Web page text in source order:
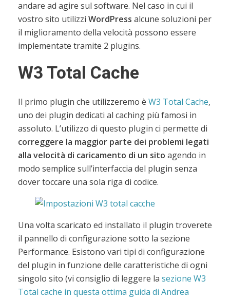
andare ad agire sul software. Nel caso in cui il
vostro sito utilizzi WordPress alcune soluzioni per
il miglioramento della velocità possono essere
implementate tramite 2 plugins.
W3 Total Cache
Il primo plugin che utilizzeremo è W3 Total Cache,
uno dei plugin dedicati al caching più famosi in
assoluto. L’utilizzo di questo plugin ci permette di
correggere la maggior parte dei problemi legati
alla velocità di caricamento di un sito agendo in
modo semplice sull’interfaccia del plugin senza
dover toccare una sola riga di codice.
Una volta scaricato ed installato il plugin troverete
il pannello di configurazione sotto la sezione
Performance. Esistono vari tipi di configurazione
del plugin in funzione delle caratteristiche di ogni
singolo sito (vi consiglio di leggere la sezione W3
Total cache in questa ottima guida di Andrea